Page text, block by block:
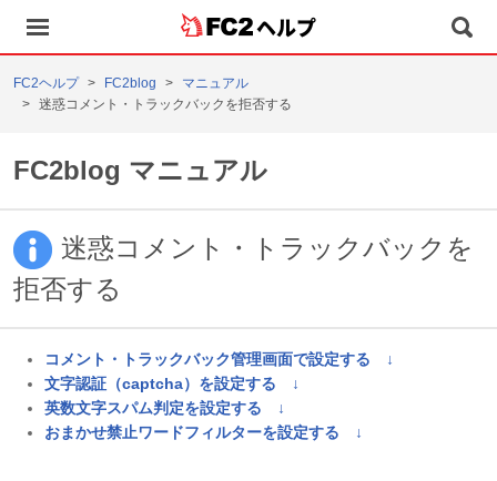
ヘルプ
FC2ヘルプ FC2blog
マニュアル
迷惑コメント・トラックバックを拒否する
FC2blog マニュアル
迷惑コメント・トラックバックを
拒否する
コメント・トラックバック管理画面で設定する ↓
文字認証（captcha）を設定する ↓
英数文字スパム判定を設定する ↓
おまかせ禁止ワードフィルターを設定する ↓